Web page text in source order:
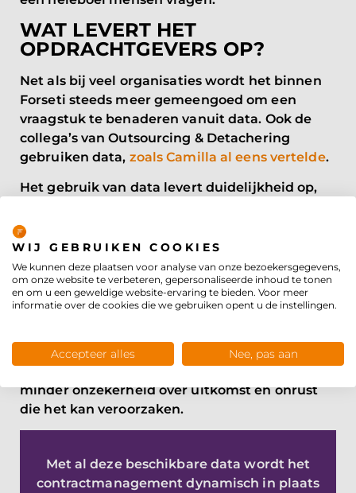
WAT LEVERT HET
OPDRACHTGEVERS OP?
Net als bij veel organisaties wordt het binnen
Forseti steeds meer gemeengoed om een
vraagstuk te benaderen vanuit data. Ook de
collega’s van Outsourcing & Detachering
gebruiken data, zoals Camilla al eens vertelde.
Het gebruik van data levert duidelijkheid op,
de voordelen. Op basis van data kunnen we
veel gerichter zeggen wat de impact zal zijn
van een bepaalde maatregel. Hoe groot is het
effect op de doelgroep of op het eigen beleid?
Moet je iets groots veranderen of kun je het
Doordat we vooraf beter zicht hebben op de
gevolgen van de te nemen maatregelen is er
minder onzekerheid over uitkomst en onrust
die het kan veroorzaken.
Met al deze beschikbare data wordt het
contractmanagement dynamisch in plaats
WIJ GEBRUIKEN COOKIES
We kunnen deze plaatsen voor analyse van onze bezoekersgegevens,
om onze website te verbeteren, gepersonaliseerde inhoud te tonen
en om u een geweldige website-ervaring te bieden. Voor meer
informatie over de cookies die we gebruiken opent u de instellingen.
Accepteer alles Nee, pas aan